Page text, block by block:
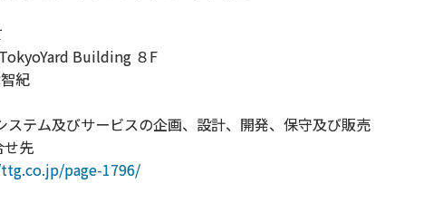
Building ８F
紀
テム及びサービスの企画、設計、開発、保守及び販売
せ先
page-1796/